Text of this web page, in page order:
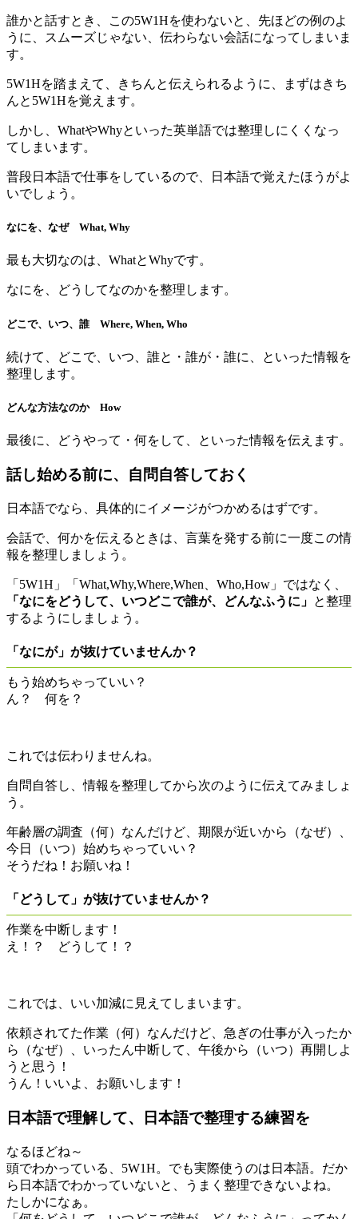
誰かと話すとき、この5W1Hを使わないと、先ほどの例のよ
うに、スムーズじゃない、伝わらない会話になってしまいま
す。
5W1Hを踏まえて、きちんと伝えられるように、まずはきち
んと5W1Hを覚えます。
しかし、WhatやWhyといった英単語では整理しにくくなっ
てしまいます。
普段日本語で仕事をしているので、日本語で覚えたほうがよ
いでしょう。
なにを、なぜ What, Why
最も大切なのは、WhatとWhyです。
なにを、どうしてなのかを整理します。
どこで、いつ、誰 Where, When, Who
続けて、どこで、いつ、誰と・誰が・誰に、といった情報を
整理します。
どんな方法なのか How
最後に、どうやって・何をして、といった情報を伝えます。
話し始める前に、自問自答しておく
日本語でなら、具体的にイメージがつかめるはずです。
会話で、何かを伝えるときは、言葉を発する前に一度この情
報を整理しましょう。
「5W1H」「What,Why,Where,When、Who,How」ではなく、
「なにをどうして、いつどこで誰が、どんなふうに」 と整理
するようにしましょう。
「なにが」が抜けていませんか？
もう始めちゃっていい？
ん？ 何を？
これでは伝わりませんね。
自問自答し、情報を整理してから次のように伝えてみましょ
う。
年齢層の調査（何）なんだけど、期限が近いから（なぜ）、
今日（いつ）始めちゃっていい？
そうだね！お願いね！
「どうして」が抜けていませんか？
作業を中断します！
え！？ どうして！？
これでは、いい加減に見えてしまいます。
依頼されてた作業（何）なんだけど、急ぎの仕事が入ったか
ら（なぜ）、いったん中断して、午後から（いつ）再開しよ
うと思う！
うん！いいよ、お願いします！
日本語で理解して、日本語で整理する練習を
なるほどね～
頭でわかっている、5W1H。でも実際使うのは日本語。だか
ら日本語でわかっていないと、うまく整理できないよね。
たしかになぁ。